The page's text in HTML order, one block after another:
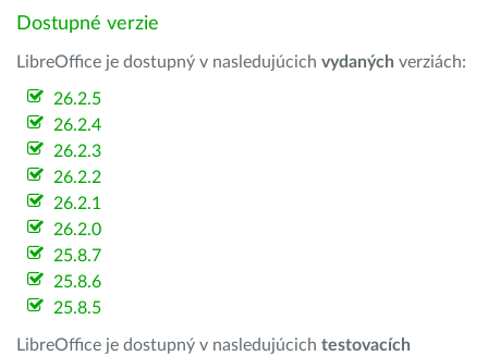
Dostupné verzie
LibreOffice je dostupný v nasledujúcich vydaných verziách:
26.2.5
26.2.4
26.2.3
26.2.2
26.2.1
26.2.0
25.8.7
25.8.6
25.8.5
LibreOffice je dostupný v nasledujúcich testovacích